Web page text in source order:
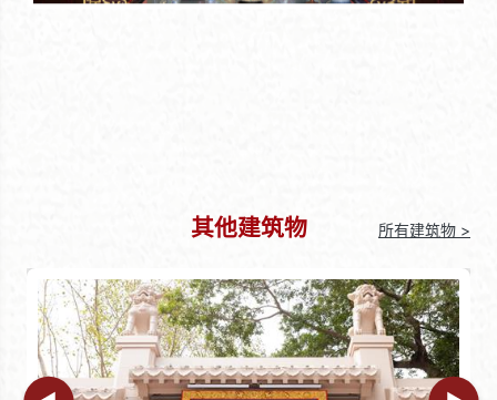
其他建筑物 所有建筑物 >